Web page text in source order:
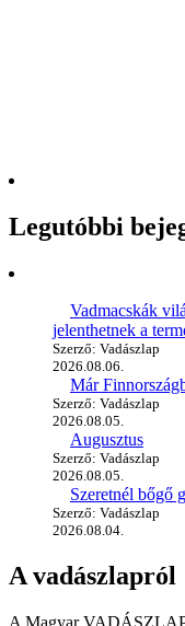
Legutóbbi
Vadmacskák
jelenthetnek a
Szerző: Vadászlap
2026.08.06.
Már
Szerző: Vadászlap
2026.08.05.
Augusztus
Szerző: Vadászlap
2026.08.05.
Szeretnél bőgő
Szerző: Vadászlap
2026.08.04.
A vadászlapról
A Magyar VADÁSZLAP